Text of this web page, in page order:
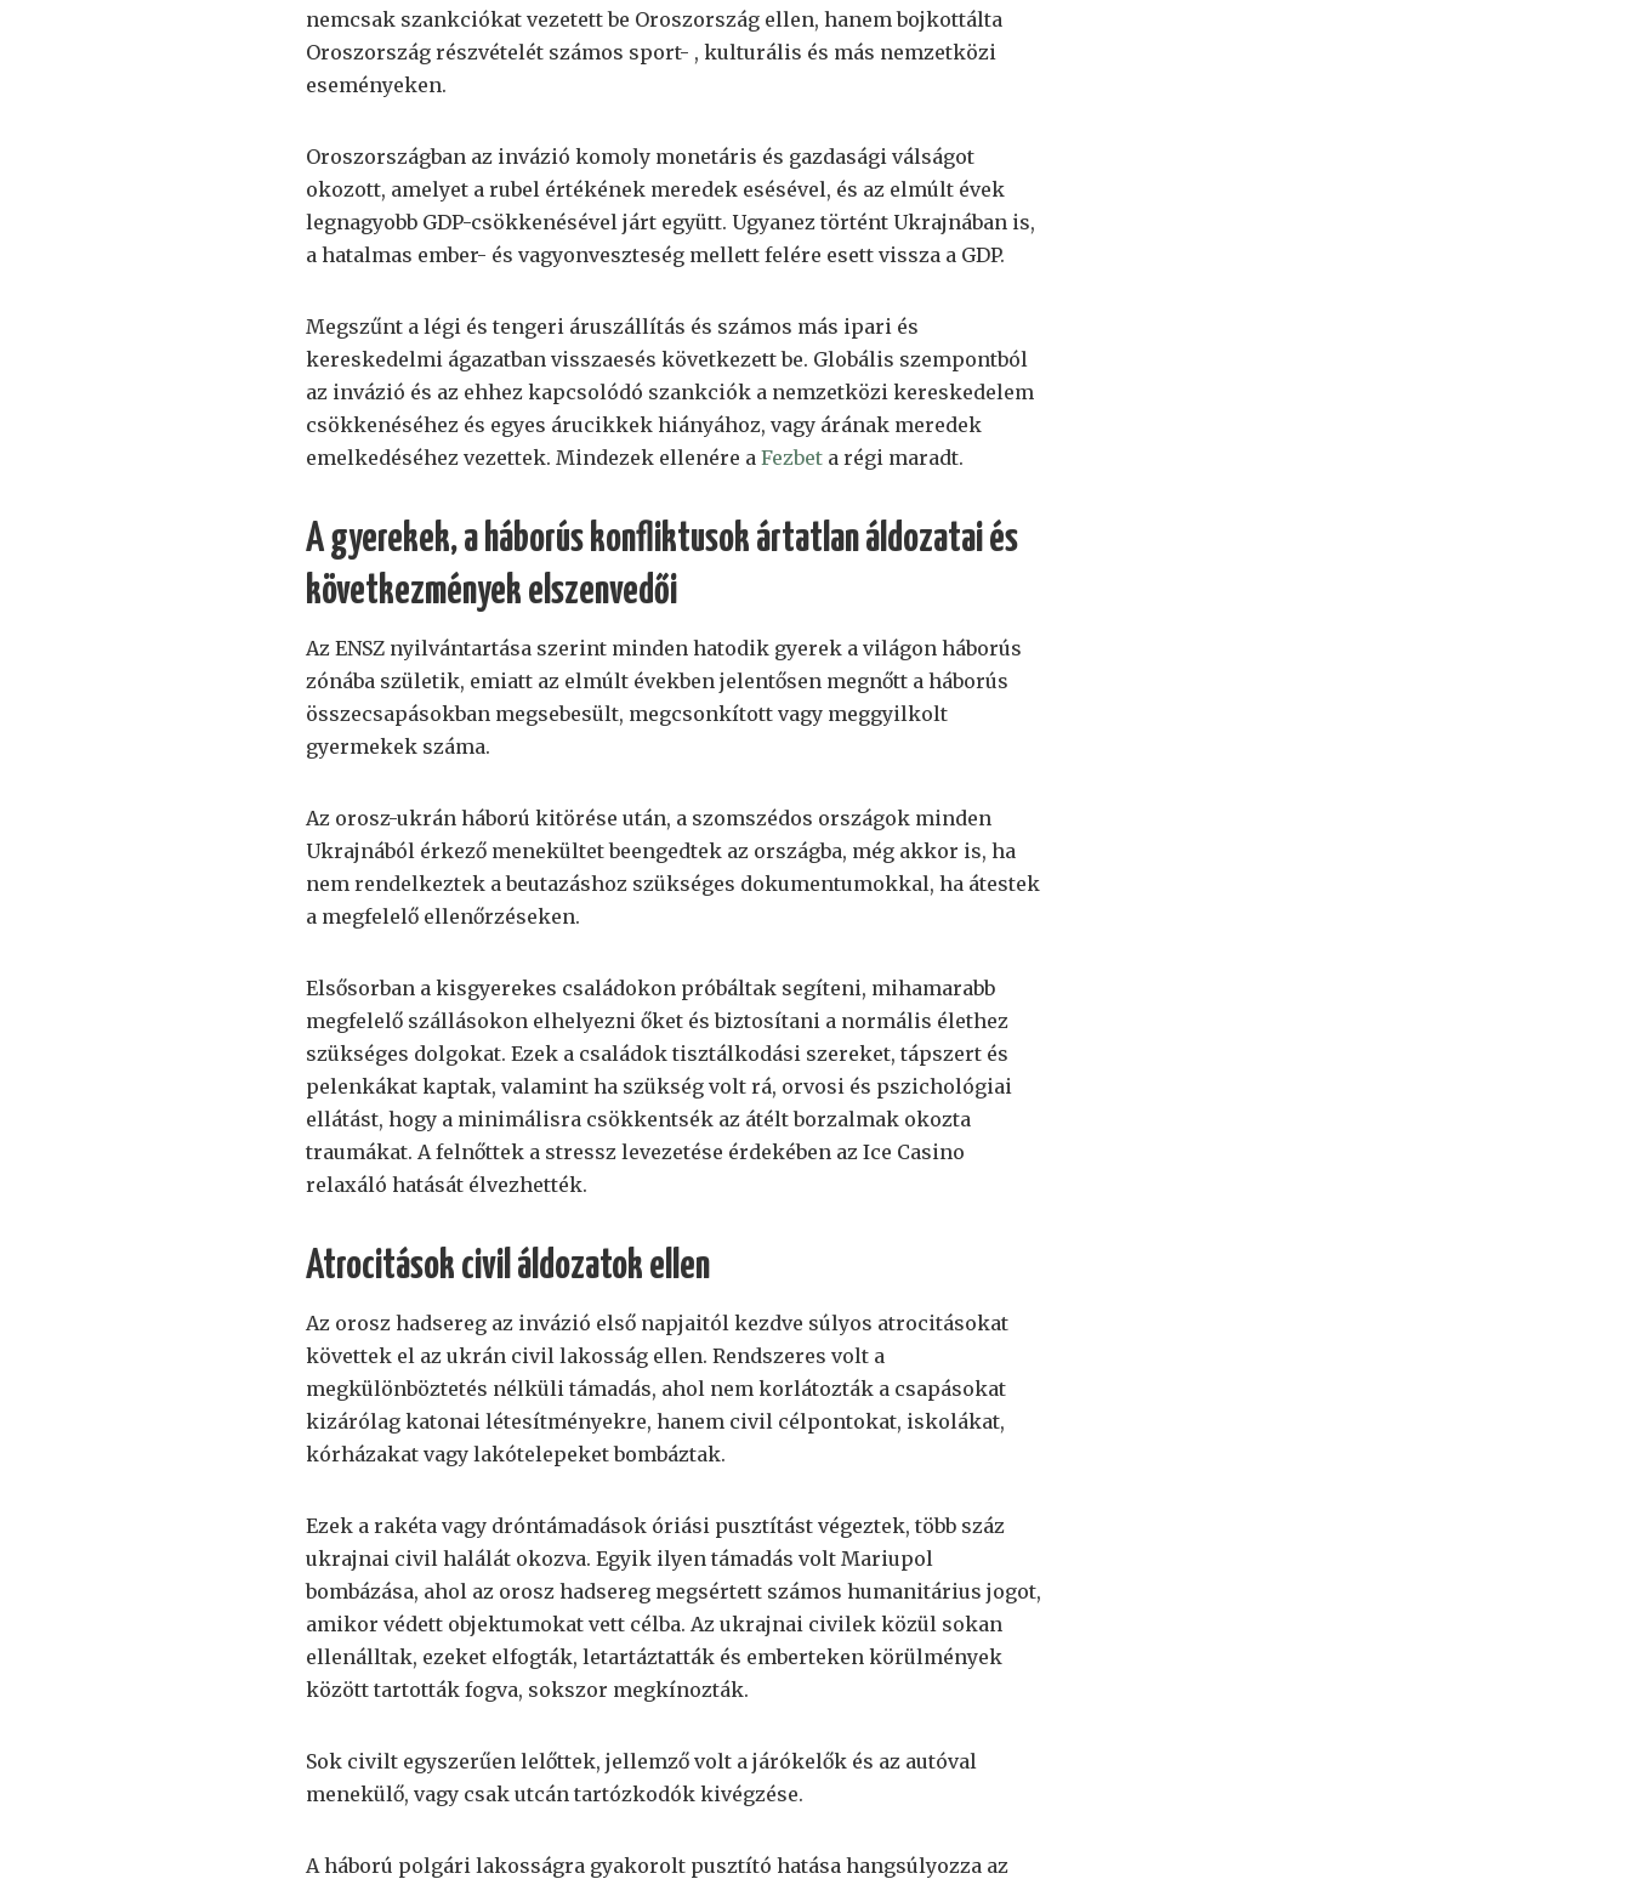
nemcsak szankciókat vezetett be Oroszország ellen, hanem bojkottálta
Oroszország részvételét számos sport- , kulturális és más nemzetközi
eseményeken.
Oroszországban az invázió komoly monetáris és gazdasági válságot
okozott, amelyet a rubel értékének meredek esésével, és az elmúlt évek
legnagyobb GDP-csökkenésével járt együtt. Ugyanez történt Ukrajnában is,
a hatalmas ember- és vagyonveszteség mellett felére esett vissza a GDP.
Megszűnt a légi és tengeri áruszállítás és számos más ipari és
kereskedelmi ágazatban visszaesés következett be. Globális szempontból
az invázió és az ehhez kapcsolódó szankciók a nemzetközi kereskedelem
csökkenéséhez és egyes árucikkek hiányához, vagy árának meredek
emelkedéséhez vezettek. Mindezek ellenére a Fezbet a régi maradt.
A gyerekek, a háborús konfliktusok ártatlan áldozatai és
következmények elszenvedői
Az ENSZ nyilvántartása szerint minden hatodik gyerek a világon háborús
zónába születik, emiatt az elmúlt években jelentősen megnőtt a háborús
összecsapásokban megsebesült, megcsonkított vagy meggyilkolt
gyermekek száma.
Az orosz-ukrán háború kitörése után, a szomszédos országok minden
Ukrajnából érkező menekültet beengedtek az országba, még akkor is, ha
nem rendelkeztek a beutazáshoz szükséges dokumentumokkal, ha átestek
a megfelelő ellenőrzéseken.
Elsősorban a kisgyerekes családokon próbáltak segíteni, mihamarabb
megfelelő szállásokon elhelyezni őket és biztosítani a normális élethez
szükséges dolgokat. Ezek a családok tisztálkodási szereket, tápszert és
pelenkákat kaptak, valamint ha szükség volt rá, orvosi és pszichológiai
ellátást, hogy a minimálisra csökkentsék az átélt borzalmak okozta
traumákat. A felnőttek a stressz levezetése érdekében az Ice Casino
relaxáló hatását élvezhették.
Atrocitások civil áldozatok ellen
Az orosz hadsereg az invázió első napjaitól kezdve súlyos atrocitásokat
követtek el az ukrán civil lakosság ellen. Rendszeres volt a
megkülönböztetés nélküli támadás, ahol nem korlátozták a csapásokat
kizárólag katonai létesítményekre, hanem civil célpontokat, iskolákat,
kórházakat vagy lakótelepeket bombáztak.
Ezek a rakéta vagy dróntámadások óriási pusztítást végeztek, több száz
ukrajnai civil halálát okozva. Egyik ilyen támadás volt Mariupol
bombázása, ahol az orosz hadsereg megsértett számos humanitárius jogot,
amikor védett objektumokat vett célba. Az ukrajnai civilek közül sokan
ellenálltak, ezeket elfogták, letartáztatták és emberteken körülmények
között tartották fogva, sokszor megkínozták.
Sok civilt egyszerűen lelőttek, jellemző volt a járókelők és az autóval
menekülő, vagy csak utcán tartózkodók kivégzése.
A háború polgári lakosságra gyakorolt ​​pusztító hatása hangsúlyozza az